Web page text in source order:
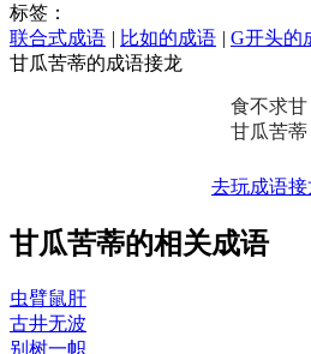
标签：
联合式成语 | 比如的成语 | G开头的
甘瓜苦蒂的成语接龙
食不求甘
甘瓜苦蒂
去玩成语接
甘瓜苦蒂的相关成语
虫臂鼠肝
古井无波
别树一帜